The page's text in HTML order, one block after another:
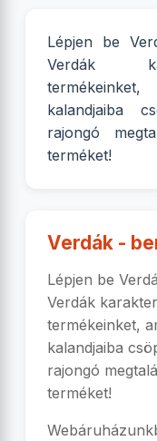
Lépjen be
Verdák
kalandjaiba
rajongó
terméket!
Verdák -
Lépjen be
Verdák
termékeinket,
kalandjaiba
rajongó
terméket!